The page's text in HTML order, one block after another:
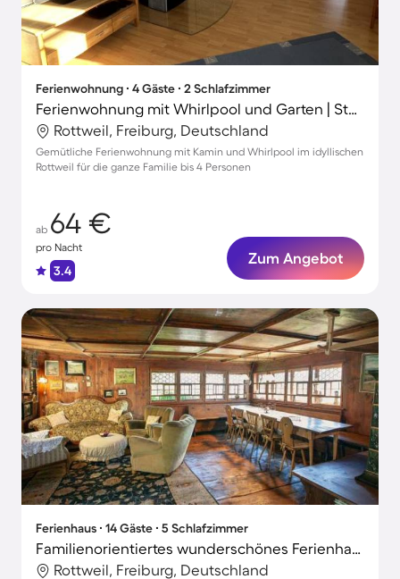
Ferienwohnung ∙ 4 Gäste ∙ 2 Schlafzimmer
Ferienwohnung mit Whirlpool und Garten | Stadtblick
Rottweil, Freiburg, Deutschland
Gemütliche Ferienwohnung mit Kamin und Whirlpool im idyllischen
Rottweil für die ganze Familie bis 4 Personen
ab 64 €
pro Nacht
3.4
Zum Angebot
Ferienhaus ∙ 14 Gäste ∙ 5 Schlafzimmer
Familienorientiertes wunderschönes Ferienhaus mit Garten, Terrasse und Grill | Bergblick | Perfekt für die Arbeit von Zuhause | Hunde erlaubt
Rottweil, Freiburg, Deutschland